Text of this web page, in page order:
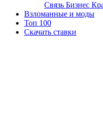
Связь Бизнес
Взломанные и моды
Топ 100
Скачать ставки